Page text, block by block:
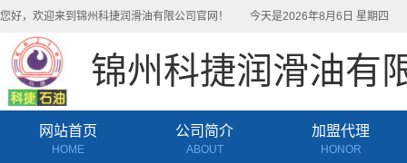
您好，欢迎来到锦州科捷润滑油有限公司官网！ 今天是2026年8月6日 星期四
锦州科捷润滑油有
网站首页
HOME
公司简介
ABOUT
加盟代理
HONOR